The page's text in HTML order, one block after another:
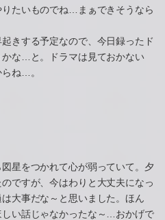
たいものでね…まぁできそうなら
きする予定なので、今日録ったド
な…と。ドラマは見ておかない
ね…。
星をつかれて心が弱っていて。夕
ですが、今はわりと大丈夫になっ
大事だな～と思いました。ほん
い話じゃなかったな～…おかげで